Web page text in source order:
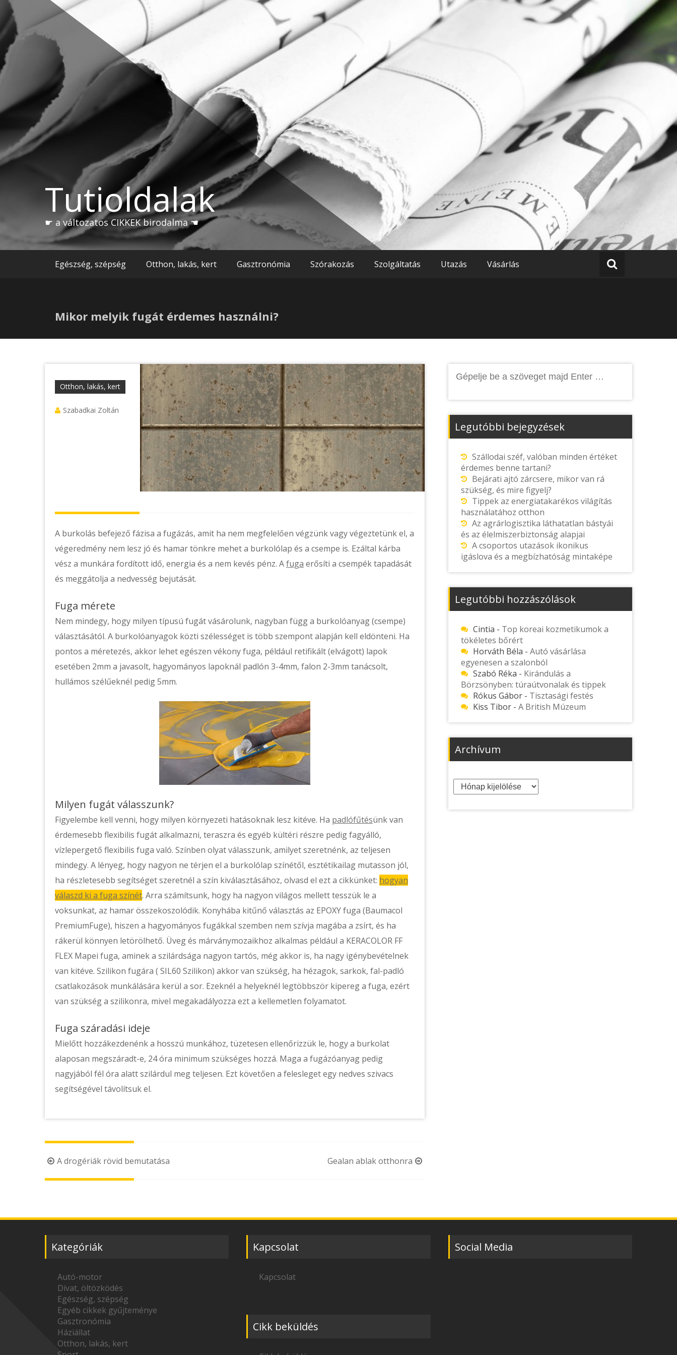
Skip
content
Tutioldalak
☛ a változatos CIKKEK birodalma ☚
Egészség, szépség Otthon, lakás, kert Gasztronómia Szórakozás Szolgáltatás Utazás Vásárlás
Mikor melyik fugát érdemes használni?
Otthon, lakás, kert
Szabadkai Zoltán
A burkolás befejező fázisa a fugázás, amit ha nem megfelelően végzünk vagy végeztetünk el, a
végeredmény nem lesz jó és hamar tönkre mehet a burkolólap és a csempe is. Ezáltal kárba
vész a munkára fordított idő, energia és a nem kevés pénz. Afuga erősíti a csempék tapadását
és meggátolja a nedvesség bejutását.
Fuga mérete
Nem mindegy, hogy milyen típusú fugát vásárolunk, nagyban függ a burkolóanyag (csempe)
választásától. A burkolóanyagok közti szélességet is több szempont alapján kell eldönteni. Ha
pontos a méretezés, akkor lehet egészen vékony fuga, például retifikált (elvágott) lapok
esetében 2mm a javasolt, hagyományos lapoknál padlón 3-4mm, falon 2-3mm tanácsolt,
hullámos szélűeknél pedig 5mm.
Milyen fugát válasszunk?
Figyelembe kell venni, hogy milyen környezeti hatásoknak lesz kitéve. Ha padlófűtésünk van
érdemesebb flexibilis fugát alkalmazni, teraszra és egyéb kültéri részre pedig fagyálló,
vízlepergető flexibilis fuga való. Színben olyat válasszunk, amilyet szeretnénk, az teljesen
mindegy. A lényeg, hogy nagyon ne térjen el a burkolólap színétől, esztétikailag mutasson jól,
ha részletesebb segítséget szeretnél a szín kiválasztásához, olvasd el ezt a cikkünket: hogyan
válaszd ki a fuga színét. Arra számítsunk, hogy ha nagyon világos mellett tesszük le a
voksunkat, az hamar összekoszolódik. Konyhába kitűnő választás az EPOXY fuga (Baumacol
PremiumFuge), hiszen a hagyományos fugákkal szemben nem szívja magába a zsírt, és ha
rákerül könnyen letörölhető. Üveg és márványmozaikhoz alkalmas például a KERACOLOR FF
FLEX Mapei fuga, aminek a szilárdsága nagyon tartós, még akkor is, ha nagy igénybevételnek
van kitéve. Szilikon fugára ( SIL60 Szilikon) akkor van szükség, ha hézagok, sarkok, fal-padló
csatlakozások munkálására kerül a sor. Ezeknél a helyeknél legtöbbször kipereg a fuga, ezért
van szükség a szilikonra, mivel megakadályozza ezt a kellemetlen folyamatot.
Fuga száradási ideje
Mielőtt hozzákezdenénk a hosszú munkához, tüzetesen ellenőrizzük le, hogy a burkolat
alaposan megszáradt-e, 24 óra minimum szükséges hozzá. Maga a fugázóanyag pedig
nagyjából fél óra alatt szilárdul meg teljesen. Ezt követően a felesleget egy nedves szivacs
segítségével távolítsuk el.
Post
navigation
A drogériák rövid bemutatása Gealan ablak otthonra
Legutóbbi bejegyzések
Szállodai széf, valóban minden értéket
érdemes benne tartani?
Bejárati ajtó zárcsere, mikor van rá
szükség, és mire figyelj?
Tippek az energiatakarékos világítás
használatához otthon
Az agrárlogisztika láthatatlan bástyái
és az élelmiszerbiztonság alapjai
A csoportos utazások ikonikus
igáslova és a megbízhatóság mintaképe
Legutóbbi hozzászólások
Cintia - Top koreai kozmetikumok a
tökéletes bőrért
Horváth Béla - Autó vásárlása
egyenesen a szalonból
Szabó Réka - Kirándulás a
Börzsönyben: túraútvonalak és tippek
Rókus Gábor- Tisztasági festés
Kiss Tibor- A British Múzeum
Archívum
Archívum
Kategóriák
Autó-motor
Divat, öltözködés
Egészség, szépség
Egyéb cikkek gyűjteménye
Gasztronómia
Háziállat
Otthon, lakás, kert
Kapcsolat
Kapcsolat
Cikk beküldés
Social Media